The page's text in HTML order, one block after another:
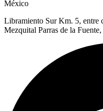
México
Libramiento Sur Km. 5, entre
Mezquital Parras de la